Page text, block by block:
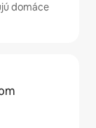
domáce